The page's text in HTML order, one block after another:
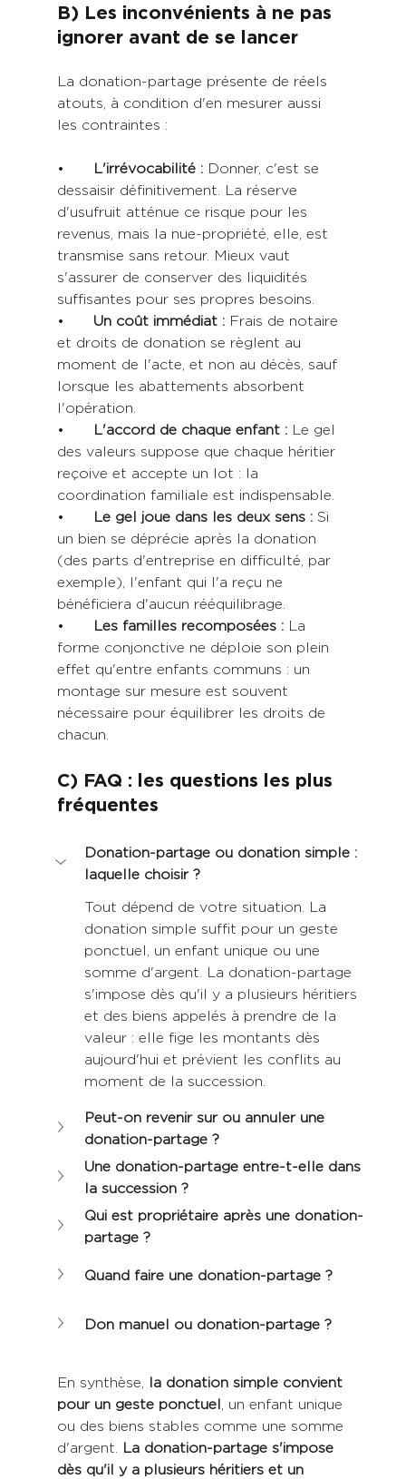
B) Les inconvénients à ne pas
ignorer avant de se lancer
La donation-partage présente de réels
atouts, à condition d'en mesurer aussi
les contraintes :
L'irrévocabilité : Donner, c'est se
dessaisir définitivement. La réserve
d'usufruit atténue ce risque pour les
revenus, mais la nue-propriété, elle, est
transmise sans retour. Mieux vaut
s'assurer de conserver des liquidités
suffisantes pour ses propres besoins.
Un coût immédiat : Frais de notaire
et droits de donation se règlent au
moment de l'acte, et non au décès, sauf
lorsque les abattements absorbent
l'opération.
L'accord de chaque enfant : Le gel
des valeurs suppose que chaque héritier
reçoive et accepte un lot : la
coordination familiale est indispensable.
Le gel joue dans les deux sens : Si
un bien se déprécie après la donation
(des parts d'entreprise en difficulté, par
exemple), l'enfant qui l'a reçu ne
bénéficiera d'aucun rééquilibrage.
Les familles recomposées : La
forme conjonctive ne déploie son plein
effet qu'entre enfants communs : un
montage sur mesure est souvent
nécessaire pour équilibrer les droits de
chacun.
C) FAQ : les questions les plus
fréquentes
Donation-partage ou donation simple :
laquelle choisir ?
Tout dépend de votre situation. La
donation simple suffit pour un geste
ponctuel, un enfant unique ou une
somme d'argent. La donation-partage
s'impose dès qu'il y a plusieurs héritiers
et des biens appelés à prendre de la
valeur : elle fige les montants dès
aujourd'hui et prévient les conflits au
moment de la succession.
Peut-on revenir sur ou annuler une
donation-partage ?
Une donation-partage entre-t-elle dans
la succession ?
Qui est propriétaire après une donation-
partage ?
Quand faire une donation-partage ?
Don manuel ou donation-partage ?
En synthèse,
la donation simple convient
pour un geste ponctuel , un enfant unique
ou des biens stables comme une somme
d'argent.
La donation-partage s'impose
dès qu'il y a plusieurs héritiers et un